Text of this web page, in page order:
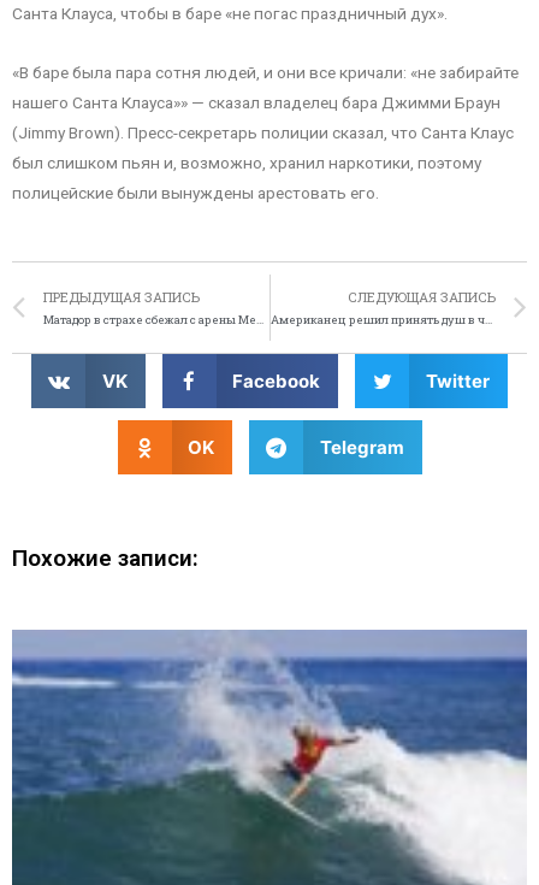
Санта Клауса, чтобы в баре «не погас праздничный дух».
«В баре была пара сотня людей, и они все кричали: «не забирайте
нашего Санта Клауса»» — сказал владелец бара Джимми Браун
(Jimmy Brown). Пресс-секретарь полиции сказал, что Санта Клаус
был слишком пьян и, возможно, хранил наркотики, поэтому
полицейские были вынуждены арестовать его.
ПРЕДЫДУЩАЯ ЗАПИСЬ
Матадор в страхе сбежал с арены Мексики
СЛЕДУЮЩАЯ ЗАПИСЬ
Американец решил принять душ в чужом доме
VK Facebook Twitter
OK Telegram
Похожие записи: